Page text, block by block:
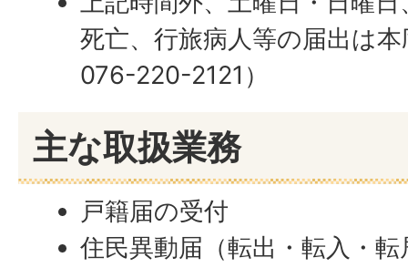
死亡、行旅病人等の届出は
076-220-2121）
主な取扱業務
戸籍届の受付
住民異動届（転出・転入・